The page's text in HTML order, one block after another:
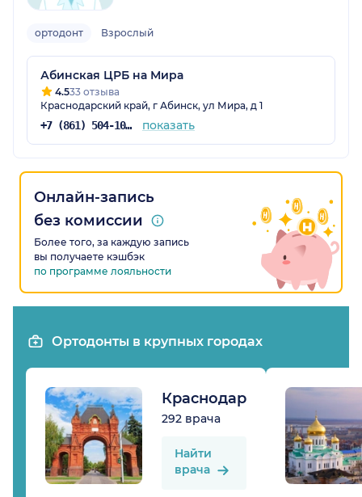
ортодонт Взрослый
Абинская ЦРБ на Мира
4.533 отзыва
Краснодарский край, г Абинск, ул Мира, д 1
+7 (861) 504-10-90 показать
Онлайн-запись
без комиссии
Более того, за каждую запись
вы получаете кэшбэк
по программе лояльности
Ортодонты в крупных городах
Краснодар
292 врача
Найти
врача